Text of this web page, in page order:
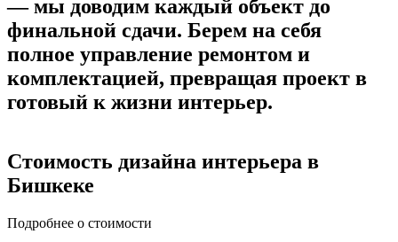
—мы доводим каждый объект до
финальной сдачи. Берем на себя
полное управление ремонтом и
комплектацией, превращая проект в
готовый к жизни интерьер.
Стоимость дизайна интерьера в
Бишкеке
Подробнее о стоимости